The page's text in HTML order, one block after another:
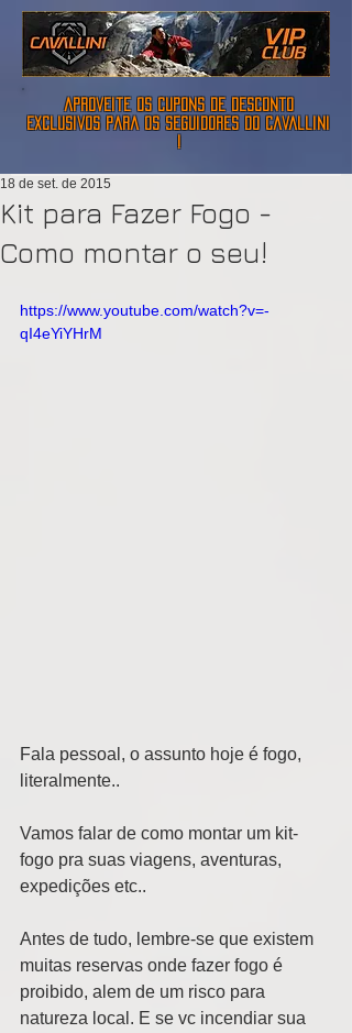
aproveite os cupons de desconto
exclusivos para os seguidores do cavallini
Kit para Fazer Fogo -
Como montar o seu!
18 de set. de 2015
https://www.youtube.com/watch?v=-
qI4eYiYHrM
Fala pessoal, o assunto hoje é fogo,
literalmente..
Vamos falar de como montar um kit-
fogo pra suas viagens, aventuras,
expedições etc..
Antes de tudo, lembre-se que existem
muitas reservas onde fazer fogo é
proibido, alem de um risco para
natureza local. E se vc incendiar sua